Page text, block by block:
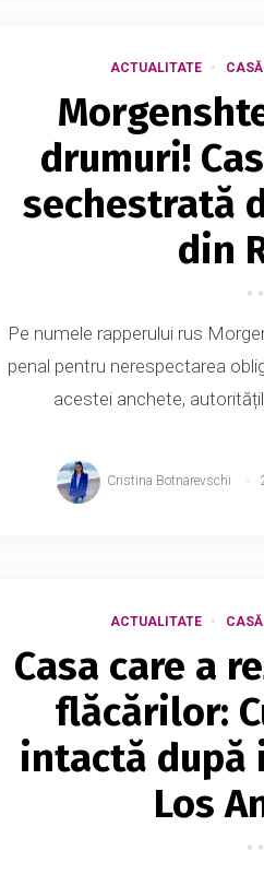
ACTUALITATE CASĂ
drumuri!
sechestrată
din
Pe numele rapperului rus
penal pentru nerespectarea
acestei anchete,
Cristina Botnarevschi
ACTUALITATE CASĂ
Casa care a
flăcărilor:
intactă după
Los